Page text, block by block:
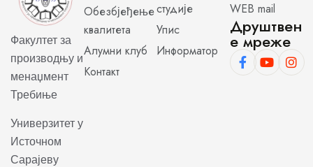
Факултет за
производњу и
менаџмент
Требиње
Универзитет у
Источном
Сарајеву
Обезбјеђење
квалитета
Алумни клуб
Контакт
студије
Упис
Информатор
WEB mail
Друштвен
е мреже